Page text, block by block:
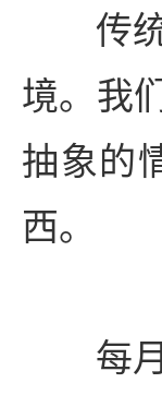
传
境。我
抽象的
西。
每